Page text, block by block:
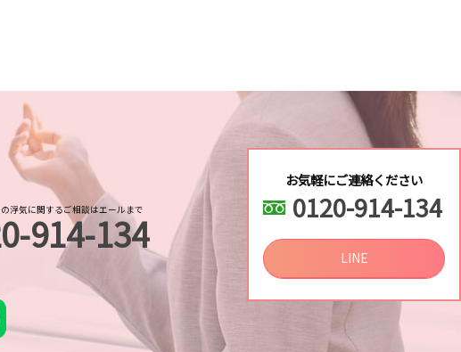
べる
偵
罪歴
カー
浮気不倫調査
し
不倫調査
身辺調査
不倫調査
浮気に関するご相談はエールまで
914-134
お気軽にご連絡ください
0120-914-134
LINE